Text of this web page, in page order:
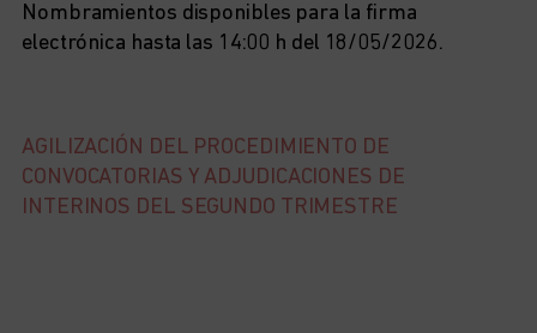
Nombramientos disponibles para la firma
electrónica hasta las 14:00 h del 18/05/2026.
AGILIZACIÓN DEL PROCEDIMIENTO DE
CONVOCATORIAS Y ADJUDICACIONES DE
INTERINOS DEL SEGUNDO TRIMESTRE